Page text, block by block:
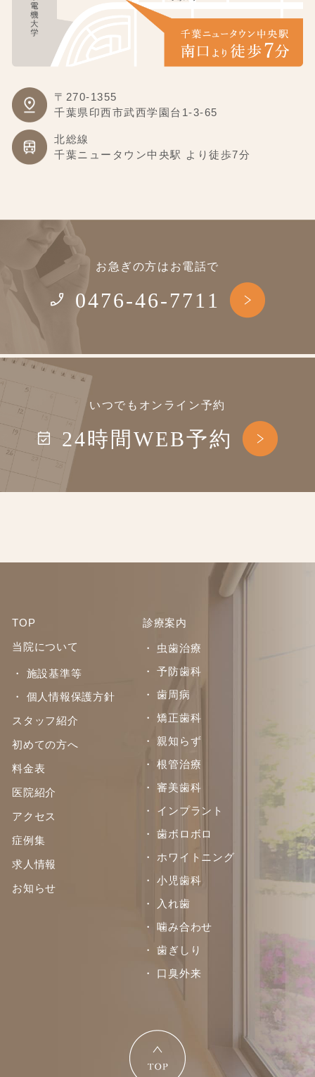
〒270-1355
千葉県印西市武西学園台1-3-65
北総線
千葉ニュータウン中央駅 より徒歩7分
お急ぎの方はお電話で
0476-46-7711
いつでもオンライン予約
24時間WEB予約
TOP
当院について
・ 施設基準等
・ 個人情報保護方針
スタッフ紹介
初めての方へ
料金表
医院紹介
アクセス
症例集
求人情報
お知らせ
診療案内
・ 虫歯治療
・ 予防歯科
・ 歯周病
・ 矯正歯科
・ 親知らず
・ 根管治療
・ 審美歯科
・ インプラント
・ 歯ボロボロ
・ ホワイトニング
・ 小児歯科
・ 入れ歯
・ 噛み合わせ
・ 歯ぎしり
・ 口臭外来